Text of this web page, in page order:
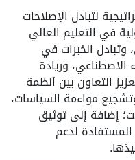
لتبادل الإصلاحات
في التعليم العالي
وتبادل الخبرات في
الاصطناعي، وريادة
التعاون بين أنظمة
مواءمة السياسات،
إضافة إلى توثيق
المستفادة لدعم